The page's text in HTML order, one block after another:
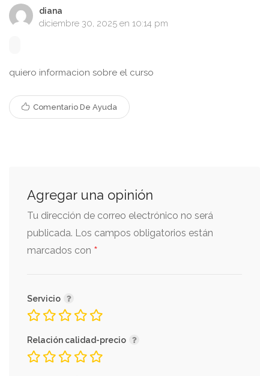
diana
diciembre 30, 2025 en 10:14 pm
quiero informacion sobre el curso
Comentario De Ayuda
Agregar una opinión
Tu dirección de correo electrónico no será
publicada. Los campos obligatorios están
marcados con *
Servicio
Relación calidad-precio